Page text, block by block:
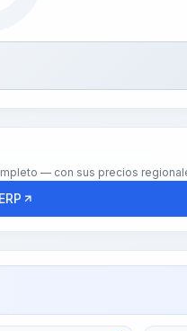
— con sus precios